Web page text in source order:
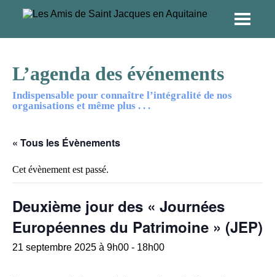
L’agenda des événements
Indispensable pour connaître l’intégralité de nos
organisations et même plus . . .
« Tous les Évènements
Cet évènement est passé.
Deuxième jour des « Journées
Européennes du Patrimoine » (JEP)
21 septembre 2025 à 9h00 - 18h00